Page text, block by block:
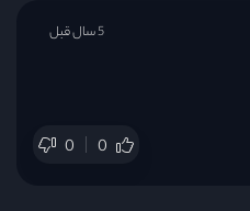
0 0
5 سال قبل